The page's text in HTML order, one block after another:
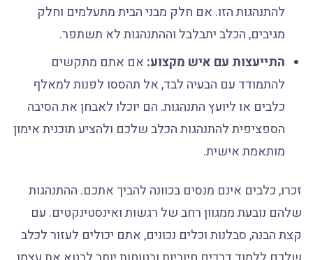
להתנהגות הזו. אם חלק מבני הבית מתעלמים וחלק
מגיבים, הכלב יתבלבל וההתנהגות לא תשתפר.
התייעצות עם איש מקצוע:אם אתם מתקשים
להתמודד עם הבעיה לבד, אל תהססו לפנות למאלף
כלבים או ליועץ התנהגות. הם יוכלו לאבחן את הסיבה
הספציפית להתנהגות הכלב שלכם ולהציע תוכנית אימון
מותאמת אישית.
זכרו, כלבים אינם מנסים בכוונה להביך אתכם. ההתנהגות
שלהם נובעת ממגוון רחב של רגשות ואינסטינקטים. עם
קצת הבנה, סבלנות וכלים נכונים, אתם יכולים לעזור לכלב